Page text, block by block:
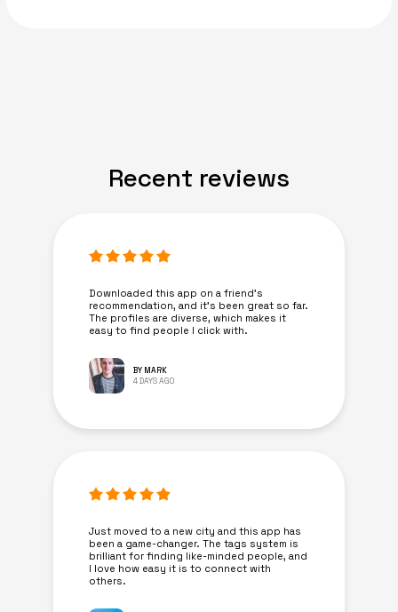
Recent reviews
Downloaded this app on a friend's
recommendation, and it’s been great so far.
The profiles are diverse, which makes it
easy to find people I click with.
BY MARK
4 DAYS AGO
Just moved to a new city and this app has
been a game-changer. The tags system is
brilliant for finding like-minded people, and
I love how easy it is to connect with
others.